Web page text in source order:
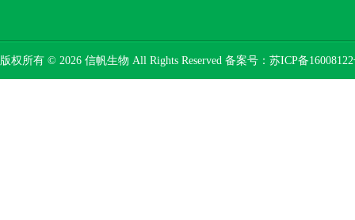
版权所有 © 2026 信帆生物 All Rights Reserved 备案号： 苏ICP备